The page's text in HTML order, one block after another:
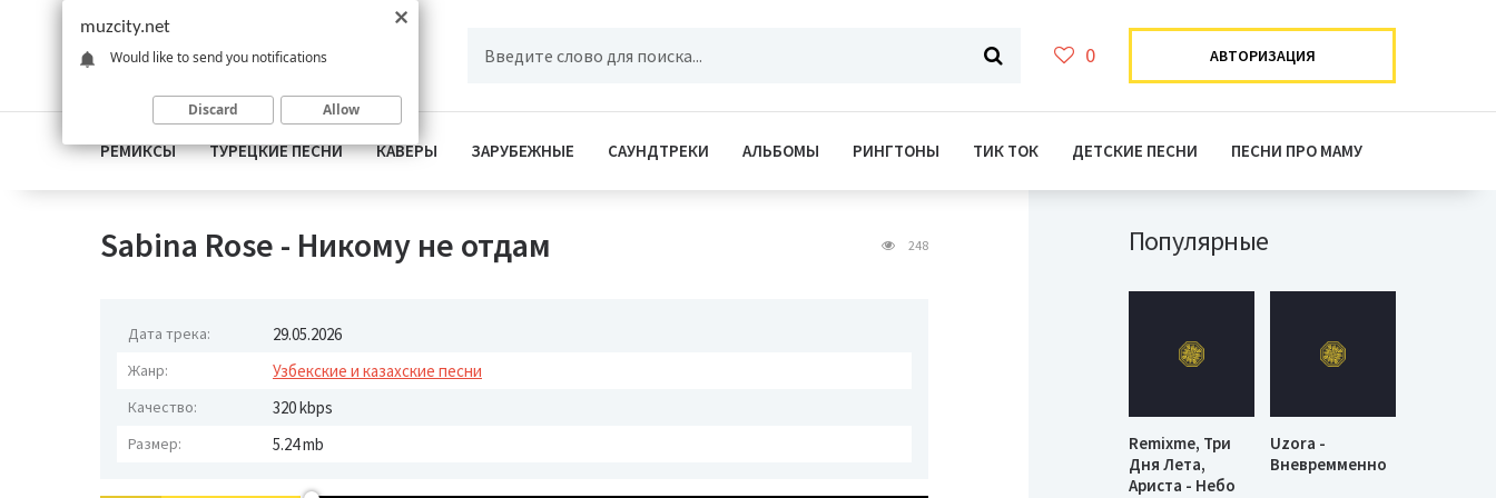
0 АВТОРИЗАЦИЯ
РЕМИКСЫ ТУРЕЦКИЕ ПЕСНИ КАВЕРЫ ЗАРУБЕЖНЫЕ САУНДТРЕКИ АЛЬБОМЫ РИНГТОНЫ ТИК ТОК ДЕТСКИЕ ПЕСНИ ПЕСНИ ПРО МАМУ
Sabina Rose - Никому не отдам 248
Дата трека: 29.05.2026
Жанр: Узбекские и казахские песни
Качество: 320 kbps
Размер: 5.24 mb
Популярные
Remixme, Три
Дня Лета,
Ариста - Небо
Uzora -
Вневремменно
muzcity.net
Would like to send you notifications
Discard Allow